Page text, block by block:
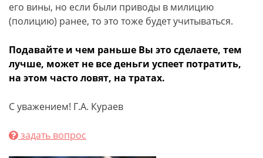
его вины, но если были приводы в милицию
(полицию) ранее, то это тоже будет учитываться.
Подавайте и чем раньше Вы это сделаете, тем
лучше, может не все деньги успеет потратить,
на этом часто ловят, на тратах.
С уважением! Г.А. Кураев
задать вопрос